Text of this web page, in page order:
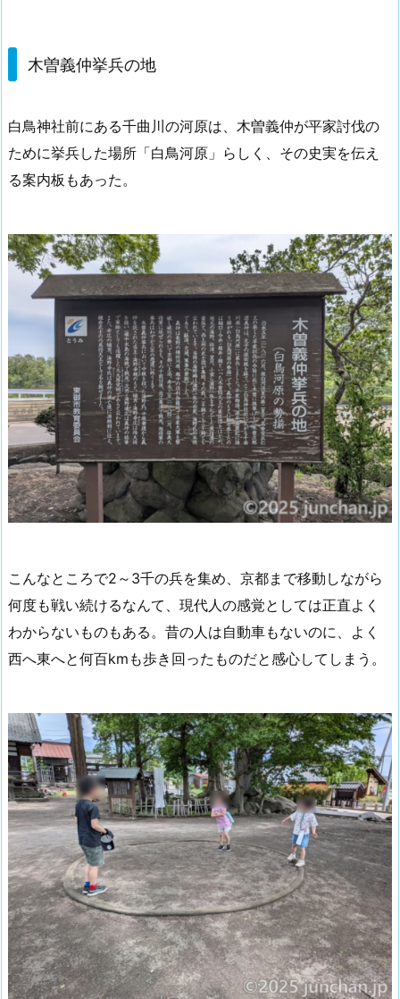
木曽義仲挙兵の地
白鳥神社前にある千曲川の河原は、木曽義仲が平家討伐の
ために挙兵した場所「白鳥河原」らしく、その史実を伝え
る案内板もあった。
こんなところで2～3千の兵を集め、京都まで移動しながら
何度も戦い続けるなんて、現代人の感覚としては正直よく
わからないものもある。昔の人は自動車もないのに、よく
西へ東へと何百kmも歩き回ったものだと感心してしまう。